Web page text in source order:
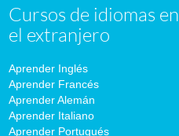
Cursos de idiomas en
el extranjero
Aprender Inglés
Aprender Francés
Aprender Alemán
Aprender Italiano
Aprender Portugués